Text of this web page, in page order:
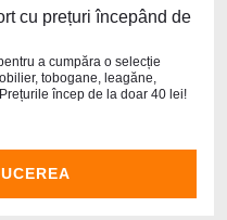
cu prețuri începând de
a cumpăra o selecție
tobogane, leagăne,
încep de la doar 40 lei!